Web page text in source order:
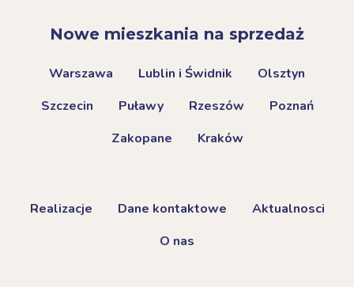
Nowe mieszkania na sprzedaż
Warszawa Lublin i Świdnik
Olsztyn
Szczecin
Puławy Rzeszów
Poznań
Zakopane
Kraków
Realizacje Dane kontaktowe
Aktualnosci
O nas